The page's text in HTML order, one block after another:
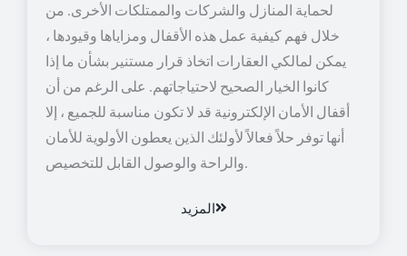
لحماية المنازل والشركات والممتلكات الأخرى. من
خلال فهم كيفية عمل هذه الأقفال ومزاياها وقيودها ،
يمكن لمالكي العقارات اتخاذ قرار مستنير بشأن ما إذا
كانوا الخيار الصحيح لاحتياجاتهم. على الرغم من أن
أقفال الأمان الإلكترونية قد لا تكون مناسبة للجميع ، إلا
أنها توفر حلاً فعالاً لأولئك الذين يعطون الأولوية للأمان
والراحة والوصول القابل للتخصيص.
المزيد